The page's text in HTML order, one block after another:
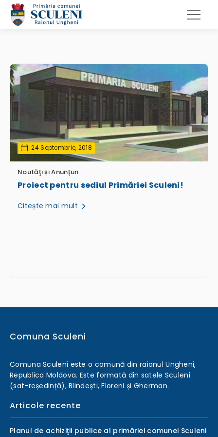
24 Septembrie, 2018
Noutăţi și Anunțuri
Proiect pentru sediul Primăriei Sculeni!
Citește mai mult
Comuna Sculeni
Comuna Sculeni este o comună din raionul Ungheni,
Republica Moldova. Este formată din satele Sculeni
(sat-reședință), Blindești, Floreni și Gherman.
Articole recente
Planul de achiziţii publice al primăriei comunei Sculeni